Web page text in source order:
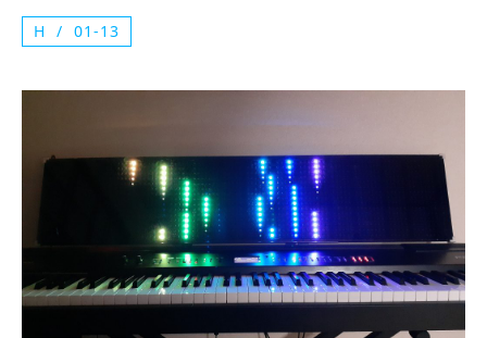
H 01-13